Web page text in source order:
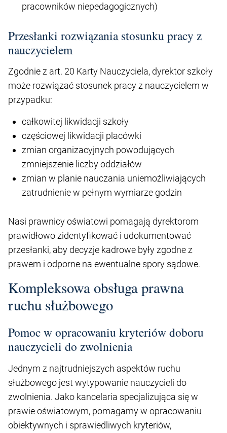
pracowników niepedagogicznych)
Przesłanki rozwiązania stosunku pracy z
nauczycielem
Zgodnie z art. 20 Karty Nauczyciela, dyrektor szkoły
może rozwiązać stosunek pracy z nauczycielem w
przypadku:
całkowitej likwidacji szkoły
częściowej likwidacji placówki
zmian organizacyjnych powodujących
zmniejszenie liczby oddziałów
zmian w planie nauczania uniemożliwiających
zatrudnienie w pełnym wymiarze godzin
Nasi prawnicy oświatowi pomagają dyrektorom
prawidłowo zidentyfikować i udokumentować
przesłanki, aby decyzje kadrowe były zgodne z
prawem i odporne na ewentualne spory sądowe.
Kompleksowa obsługa prawna
ruchu służbowego
Pomoc w opracowaniu kryteriów doboru
nauczycieli do zwolnienia
Jednym z najtrudniejszych aspektów ruchu
służbowego jest wytypowanie nauczycieli do
zwolnienia. Jako kancelaria specjalizująca się w
prawie oświatowym, pomagamy w opracowaniu
obiektywnych i sprawiedliwych kryteriów,